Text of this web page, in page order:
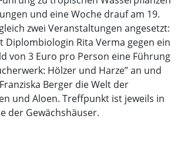
und eine Woche drauf am 19.
zwei Veranstaltungen angesetzt:
Diplombiologin Rita Verma gegen ein
von 3 Euro pro Person eine Führung
Hölzer und Harze” an und
Berger die Welt der
und Aloen. Treffpunkt ist jeweils in
der Gewächshäuser.